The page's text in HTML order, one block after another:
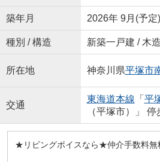
築年月 2026年 9月(予定)
種別 / 構造 新築一戸建 / 木造
所在地 神奈川県平塚市
交通
東海道本線 「 平
（平塚市）」 停
★リビングボイスなら★仲介手数料